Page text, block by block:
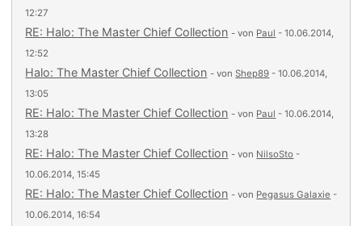
12:27
RE: Halo: The Master Chief Collection - von Paul - 10.06.2014,
12:52
Halo: The Master Chief Collection - vonShep89 - 10.06.2014,
13:05
RE: Halo: The Master Chief Collection - von Paul - 10.06.2014,
13:28
RE: Halo: The Master Chief Collection - von NilsoSto -
10.06.2014, 15:45
RE: Halo: The Master Chief Collection - von Pegasus Galaxie -
10.06.2014, 16:54